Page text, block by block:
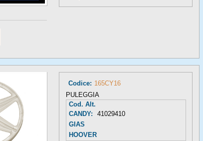
Codice: 165CY16
PULEGGIA
Cod. Alt.
CANDY:
41029410
GIAS
HOOVER